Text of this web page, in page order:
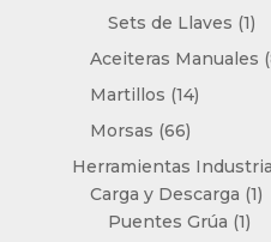
Sets de Llaves 11
Aceiteras Manuales
Martillos 1414
Morsas 6666
productos
Herramientas
Carga y Descarga 11
Puentes Grúa 11